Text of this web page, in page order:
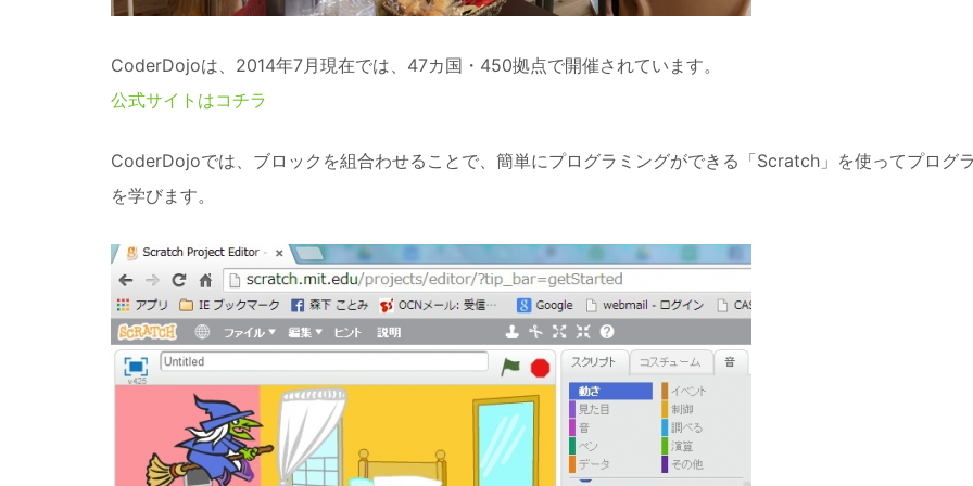
CoderDojoは、2014年7月現在では、47カ国・450拠点で開催されています。
公式サイトはコチラ
CoderDojoでは、ブロックを組合わせることで、簡単にプログラミングができる「Scratch」を使ってプログ
を学びます。